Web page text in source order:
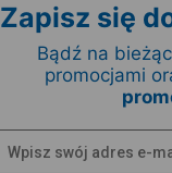
Zapisz się
Bądź na
promocjami